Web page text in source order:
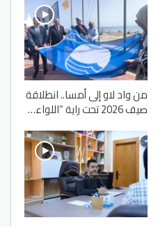
من واد لاو إلى أمسا.. انطلاقة
صيف 2026 تحت راية “اللواء…